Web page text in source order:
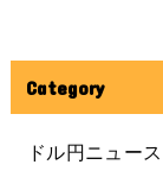
Category
ドル円ニュース